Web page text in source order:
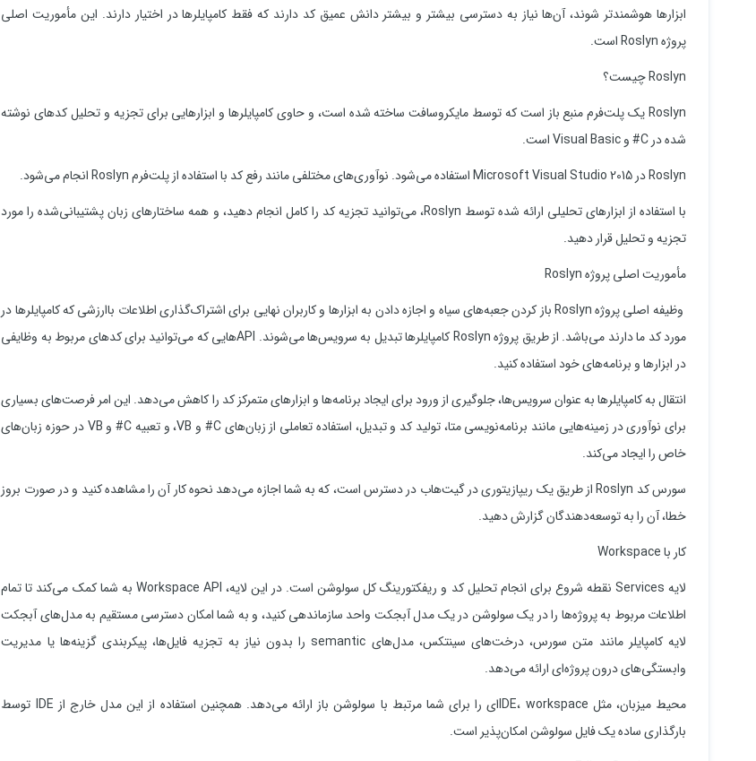
ابزارها هوشمندتر شوند، آن‌ها نیاز به دسترسی بیشتر و بیشتر دانش عمیق کد دارند که فقط کامپایلرها در اختیار دارند. این مأموریت اصلی
پروژه Roslyn است.
Roslyn چیست؟
Roslyn یک پلت‌فرم منبع باز است که توسط مایکروسافت ساخته شده است، و حاوی کامپایلرها و ابزارهایی برای تجزیه و تحلیل کدهای نوشته
شده در C# و Visual Basic است.
Roslyn در Microsoft Visual Studio 2015 استفاده می‌شود. نوآوری‌های مختلفی مانند رفع کد با استفاده از پلت‌فرم Roslyn انجام می‌شود.
با استفاده از ابزارهای تحلیلی ارائه شده توسط Roslyn، می‌توانید تجزیه کد را کامل انجام دهید، و همه ساختارهای زبان پشتیبانی‌شده را مورد
تجزیه و تحلیل قرار دهید.
مأموریت اصلی پروژه Roslyn
وظیفه اصلی پروژه Roslyn باز کردن جعبه‌های سیاه و اجازه دادن به ابزارها و کاربران نهایی برای اشتراک‌گذاری اطلاعات باارزشی که کامپایلرها در
مورد کد ما دارند می‌باشد. از طریق پروژه Roslyn کامپایلرها تبدیل به سرویس‌ها می‌شوند. APIهایی که می‌توانید برای کدهای مربوط به وظایفی
در ابزارها و برنامه‌های خود استفاده کنید.
انتقال به کامپایلرها به عنوان سرویس‌ها، جلوگیری از ورود برای ایجاد برنامه‌ها و ابزارهای متمرکز کد را کاهش می‌دهد. این امر فرصت‌های بسیاری
برای نوآوری در زمینه‌هایی مانند برنامه‌نویسی متا، تولید کد و تبدیل، استفاده تعاملی از زبان‌های C# و VB، و تعبیه C# و VB در حوزه زبان‌های
خاص را ایجاد می‌کند.
سورس کد Roslyn از طریق یک ریپازیتوری در گیت‌هاب در دسترس است، که به شما اجازه می‌دهد نحوه کار آن را مشاهده کنید و در صورت بروز
خطا، آن را به توسعه‌دهندگان گزارش دهید.
کار با Workspace
لایه Services نقطه شروع برای انجام تحلیل کد و ریفکتورینگ کل سولوشن است. در این لایه، Workspace API به شما کمک می‌کند تا تمام
اطلاعات مربوط به پروژه‌ها را در یک سولوشن در یک مدل آبجکت واحد سازماندهی کنید، و به شما امکان دسترسی مستقیم به مدل‌های آبجکت
لایه کامپایلر مانند متن سورس،‌ درخت‌های سینتکس، مدل‌های semantic را بدون نیاز به تجزیه فایل‌ها، پیکربندی گزینه‌ها یا مدیریت
وابستگی‌های درون پروژه‌ای ارائه می‌دهد.
محیط میزبان، مثل IDE، workspaceای را برای شما مرتبط با سولوشن باز ارائه می‌دهد. همچنین استفاده از این مدل خارج از IDE توسط
بارگذاری ساده یک فایل سولوشن امکان‌پذیر است.